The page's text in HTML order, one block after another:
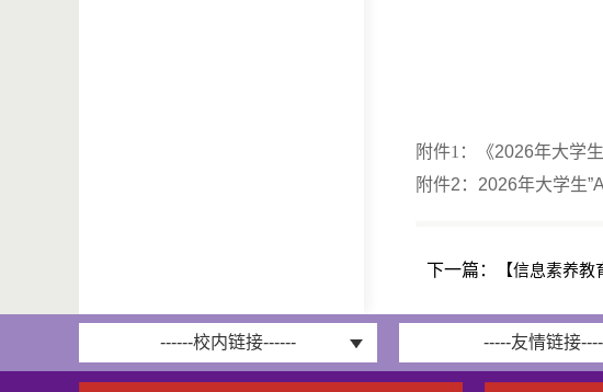
附件1：
《2026年大学
附件2：2026年大学生
下一篇： 【信息素养
------校内链接------ -----友情链接